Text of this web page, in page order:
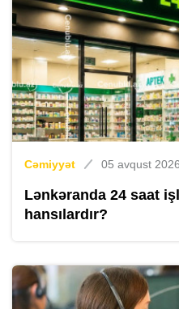
Cəmiyyət 05 avqust
Lənkəranda 24 saat
hansılardır?